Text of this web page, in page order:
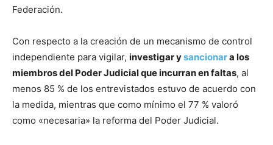
Federación.
Con respecto a la creación de un mecanismo de control
independiente para vigilar, investigar ysancionara los
miembros del Poder Judicial que incurran en faltas, al
menos 85 % de los entrevistados estuvo de acuerdo con
la medida, mientras que como mínimo el 77 % valoró
como «necesaria» la reforma del Poder Judicial.